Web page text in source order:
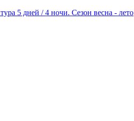
5 дней / 4 ночи. Сезон весна - лето